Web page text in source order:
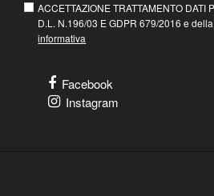
ACCETTAZIONE TRATTAMENTO DATI
D.L. N.196/03 E GDPR 679/2016 e
informativa
Facebook
Instagram